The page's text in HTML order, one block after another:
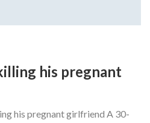
his pregnant
his pregnant girlfriend A 30-